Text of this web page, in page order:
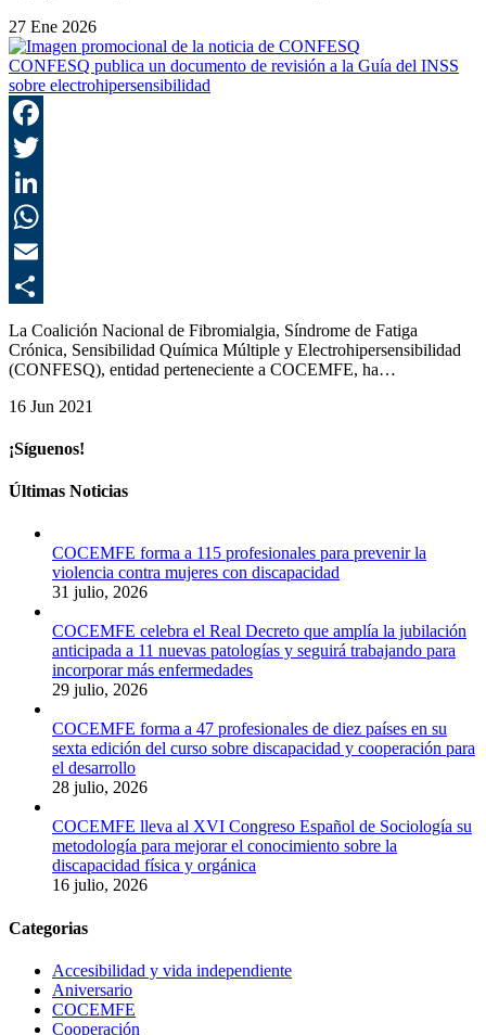
27 Ene 2026
CONFESQ publica un documento de revisión a la Guía del INSS
sobre electrohipersensibilidad
La Coalición Nacional de Fibromialgia, Síndrome de Fatiga
Crónica, Sensibilidad Química Múltiple y Electrohipersensibilidad
(CONFESQ), entidad perteneciente a COCEMFE, ha…
16 Jun 2021
¡Síguenos!
Últimas Noticias
COCEMFE forma a 115 profesionales para prevenir la
violencia contra mujeres con discapacidad
31 julio, 2026
COCEMFE celebra el Real Decreto que amplía la jubilación
anticipada a 11 nuevas patologías y seguirá trabajando para
incorporar más enfermedades
29 julio, 2026
COCEMFE forma a 47 profesionales de diez países en su
sexta edición del curso sobre discapacidad y cooperación para
el desarrollo
28 julio, 2026
COCEMFE lleva al XVI Congreso Español de Sociología su
metodología para mejorar el conocimiento sobre la
discapacidad física y orgánica
16 julio, 2026
Categorias
Accesibilidad y vida independiente
Aniversario
COCEMFE
Cooperación